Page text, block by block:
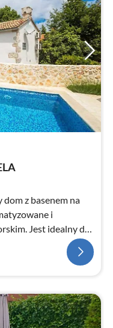
z basenem na
i
Jest idealny dla